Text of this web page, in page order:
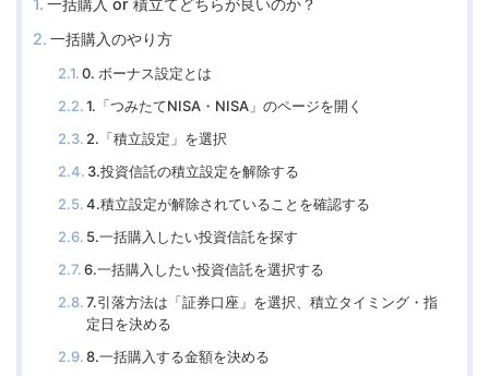
一括購入 or 積立てどちらが良いのか？
一括購入のやり方
0. ボーナス設定とは
1.「つみたてNISA・NISA」のページを開く
2.「積立設定」を選択
3.投資信託の積立設定を解除する
4.積立設定が解除されていることを確認する
5.一括購入したい投資信託を探す
6.一括購入したい投資信託を選択する
7.引落方法は「証券口座」を選択、積立タイミング・指
定日を決める
8.一括購入する金額を決める